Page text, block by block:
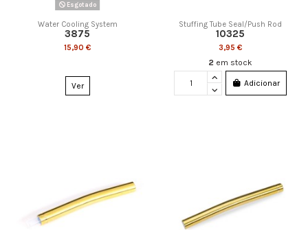
Esgotado
Water Cooling System
3875
15,90 €
Ver
Stuffing Tube Seal/Push Rod
10325
3,95 €
2 em stock
Adicionar